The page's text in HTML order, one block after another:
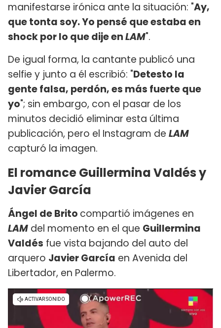
manifestarse irónica ante la situación: "Ay,
que tonta soy. Yo pensé que estaba en
shock por lo que dije enLAM".
De igual forma, la cantante publicó una
selfie y junto a él escribió: "Detesto la
gente falsa, perdón, es más fuerte que
yo"; sin embargo, con el pasar de los
minutos decidió eliminar esta última
publicación, pero el Instagram de LAM
capturó la imagen.
El romance Guillermina Valdés y
Javier García
Ángel de Brito compartió imágenes en
LAM del momento en el que Guillermina
Valdés fue vista bajando del auto del
arquero Javier García en Avenida del
Libertador, en Palermo.